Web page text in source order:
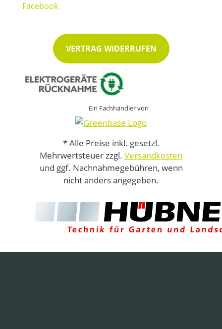
VERTRAG WIDERRUFEN
Ein Fachhändler von
* Alle Preise inkl. gesetzl.
Mehrwertsteuer zzgl. Versandkosten
und ggf. Nachnahmegebühren, wenn
nicht anders angegeben.